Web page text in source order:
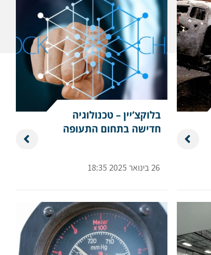
בלוקצ’יין – טכנולוגיה
חדישה בתחום התעופה
26 בינואר 2025 18:35